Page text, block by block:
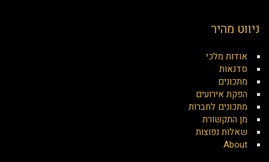
ניווט מהיר
אודות מלכי
סדנאות
מתכונים
הפקת אירועים
מתכונים לחברות
מן התקשורת
שאלות נפוצות
About